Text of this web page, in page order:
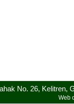
No. 26, Kelitren,
Web